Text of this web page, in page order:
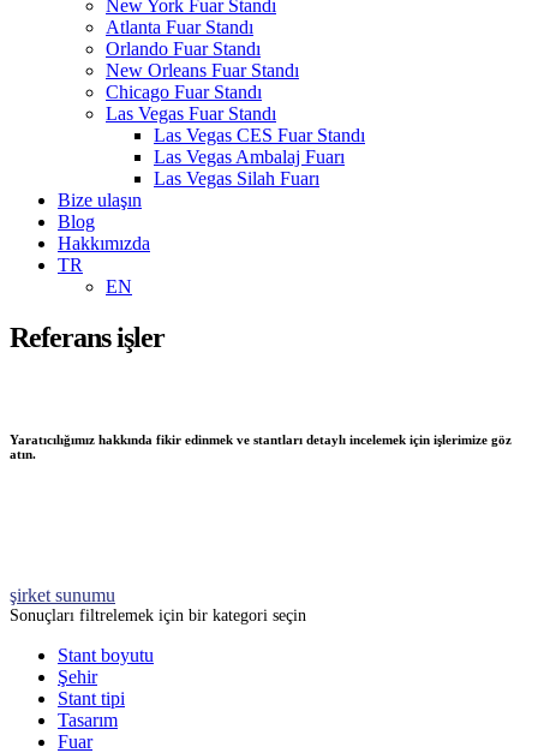
New York Fuar Standı
Atlanta Fuar Standı
Orlando Fuar Standı
New Orleans Fuar Standı
Chicago Fuar Standı
Las Vegas Fuar Standı
Las Vegas CES Fuar Standı
Las Vegas Ambalaj Fuarı
Las Vegas Silah Fuarı
Bize ulaşın
Blog
Hakkımızda
TR
EN
Referans işler
Yaratıcılığımız hakkında fikir edinmek ve stantları detaylı incelemek için işlerimize göz
atın.
şirket sunumu
Sonuçları filtrelemek için bir kategori seçin
Stant boyutu
Şehir
Stant tipi
Tasarım
Fuar